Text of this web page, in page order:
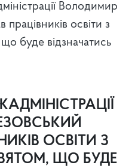
Володимир
працівників освіти з
буде відзначатись
ОСВІТИ З
ЩО БУДЕ